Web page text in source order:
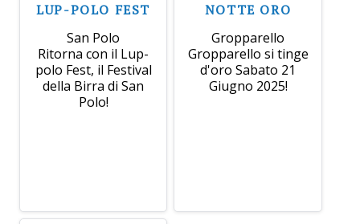
LUP-POLO FEST
San Polo
Ritorna con il Lup-
polo Fest, il Festival
della Birra di San
Polo!
NOTTE ORO
Gropparello
Gropparello si tinge
d'oro Sabato 21
Giugno 2025!